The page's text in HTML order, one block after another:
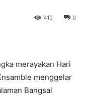
0
410
merayakan Hari
menggelar
Bangsal